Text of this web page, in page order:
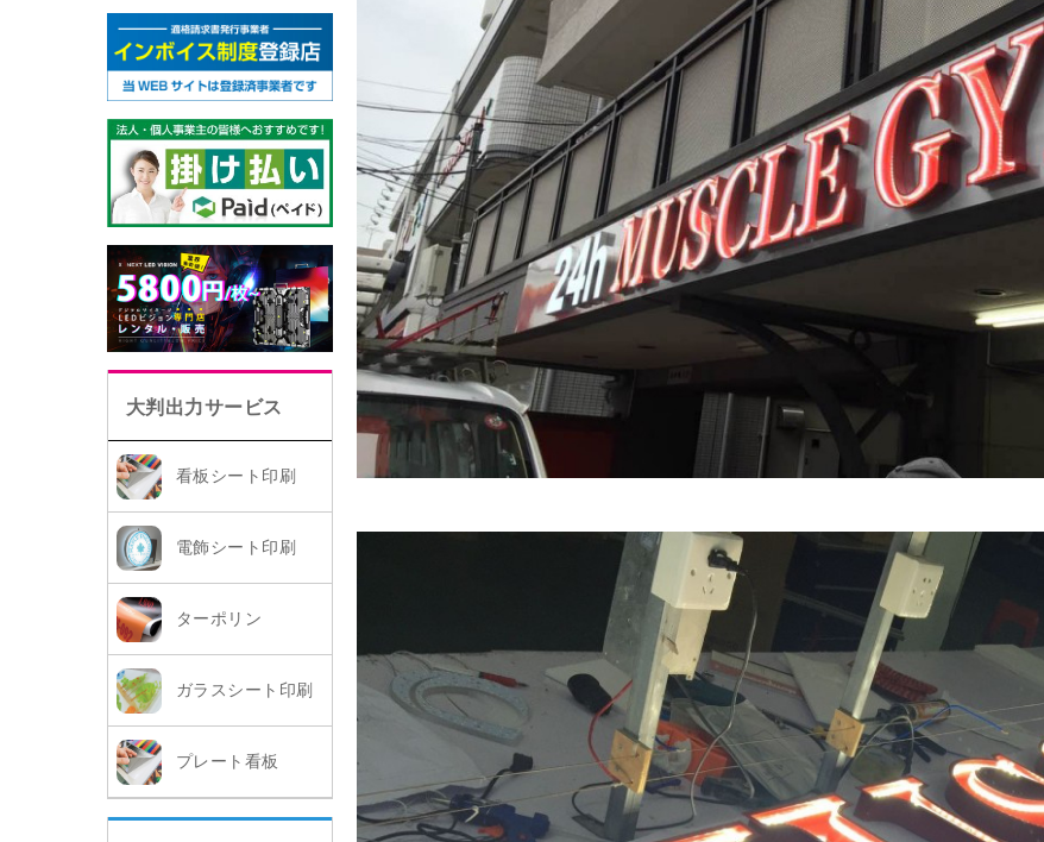
大判出力サービス
看板シート印刷
電飾シート印刷
ターポリン
ガラスシート印刷
プレート看板